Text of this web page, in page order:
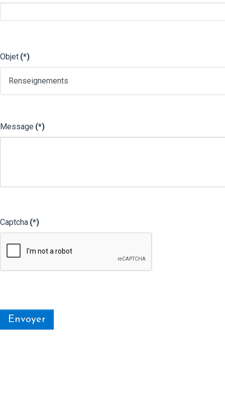
Objet (*)
Message (*)
Captcha (*)
Envoyer